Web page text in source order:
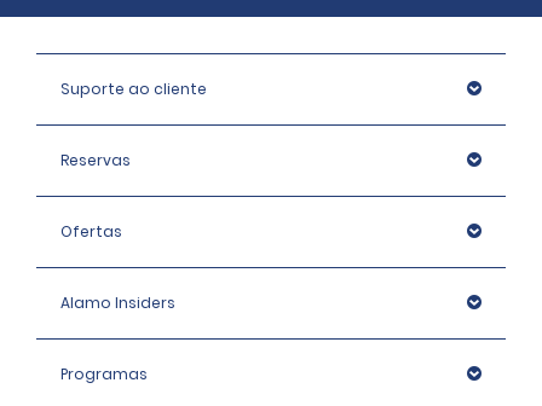
Suporte ao cliente
Reservas
Ofertas
Alamo Insiders
Programas